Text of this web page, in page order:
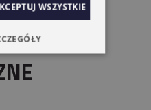
WSZYSTKIE